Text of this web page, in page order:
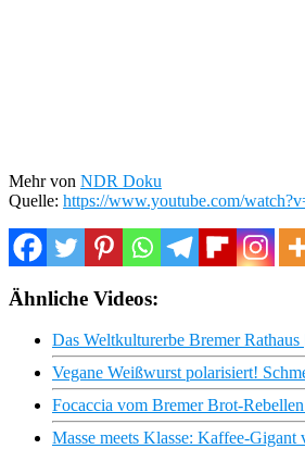
Mehr von NDR Doku
Quelle: https://www.youtube.com/
Ähnliche Videos:
Das Weltkulturerbe Bremer
Vegane Weißwurst polarisiert!
Focaccia vom Bremer Brot-
Masse meets Klasse: Kaffee-Gigant